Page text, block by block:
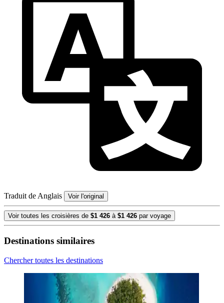
Traduit de Anglais Voir l'original
Voir toutes les croisières de $1 426 à $1 426 par voyage
Destinations similaires
Chercher toutes les destinations